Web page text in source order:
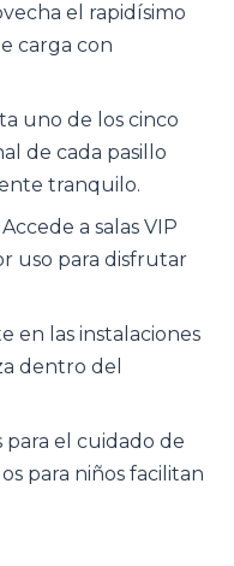
el rapidísimo
carga con
uno de los cinco
de cada pasillo
tranquilo.
Accede a salas VIP
uso para disfrutar
en las instalaciones
dentro del
para el cuidado de
para niños facilitan